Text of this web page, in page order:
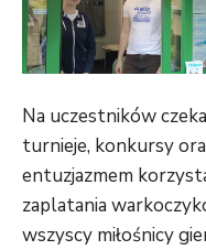
Na uczestników
turnieje, konkursy
entuzjazmem
zaplatania
wszyscy miłośnicy